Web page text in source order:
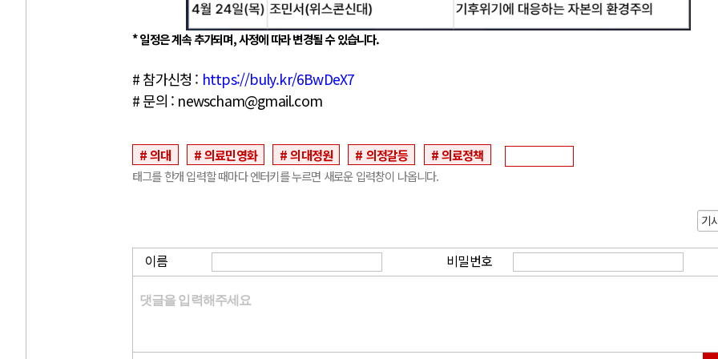
* 일정은 계속 추가되며, 사정에 따라 변경될 수 있습니다.
# 참가신청 : https://buly.kr/6BwDeX7
# 문의 : newscham@gmail.com
의대 의료민영화 의대정원 의정갈등 의료정책
태그를 한개 입력할 때마다 엔터키를 누르면 새로운 입력창이 나옵니다.
기
이름 비밀번호